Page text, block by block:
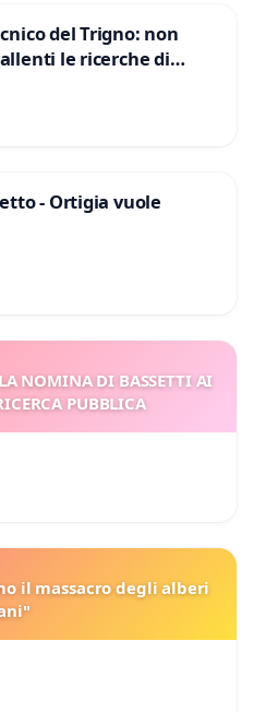
del Trigno: non
le ricerche di
- Ortigia vuole
NOMINA DI BASSETTI AI
PUBBLICA
il massacro degli alberi